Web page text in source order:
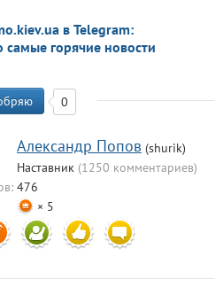
в Telegram:
самые горячие новости
0
Александр Попов (shurik)
Наставник (1250 комментариев)
476
× 5